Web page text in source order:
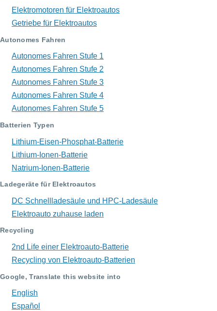
Elektromotoren für Elektroautos
Getriebe für Elektroautos
Autonomes Fahren
Autonomes Fahren Stufe 1
Autonomes Fahren Stufe 2
Autonomes Fahren Stufe 3
Autonomes Fahren Stufe 4
Autonomes Fahren Stufe 5
Batterien Typen
Lithium-Eisen-Phosphat-Batterie
Lithium-Ionen-Batterie
Natrium-Ionen-Batterie
Ladegeräte für Elektroautos
DC Schnellladesäule und HPC-Ladesäule
Elektroauto zuhause laden
Recycling
2nd Life einer Elektroauto-Batterie
Recycling von Elektroauto-Batterien
Google, Translate this website into
English
Español